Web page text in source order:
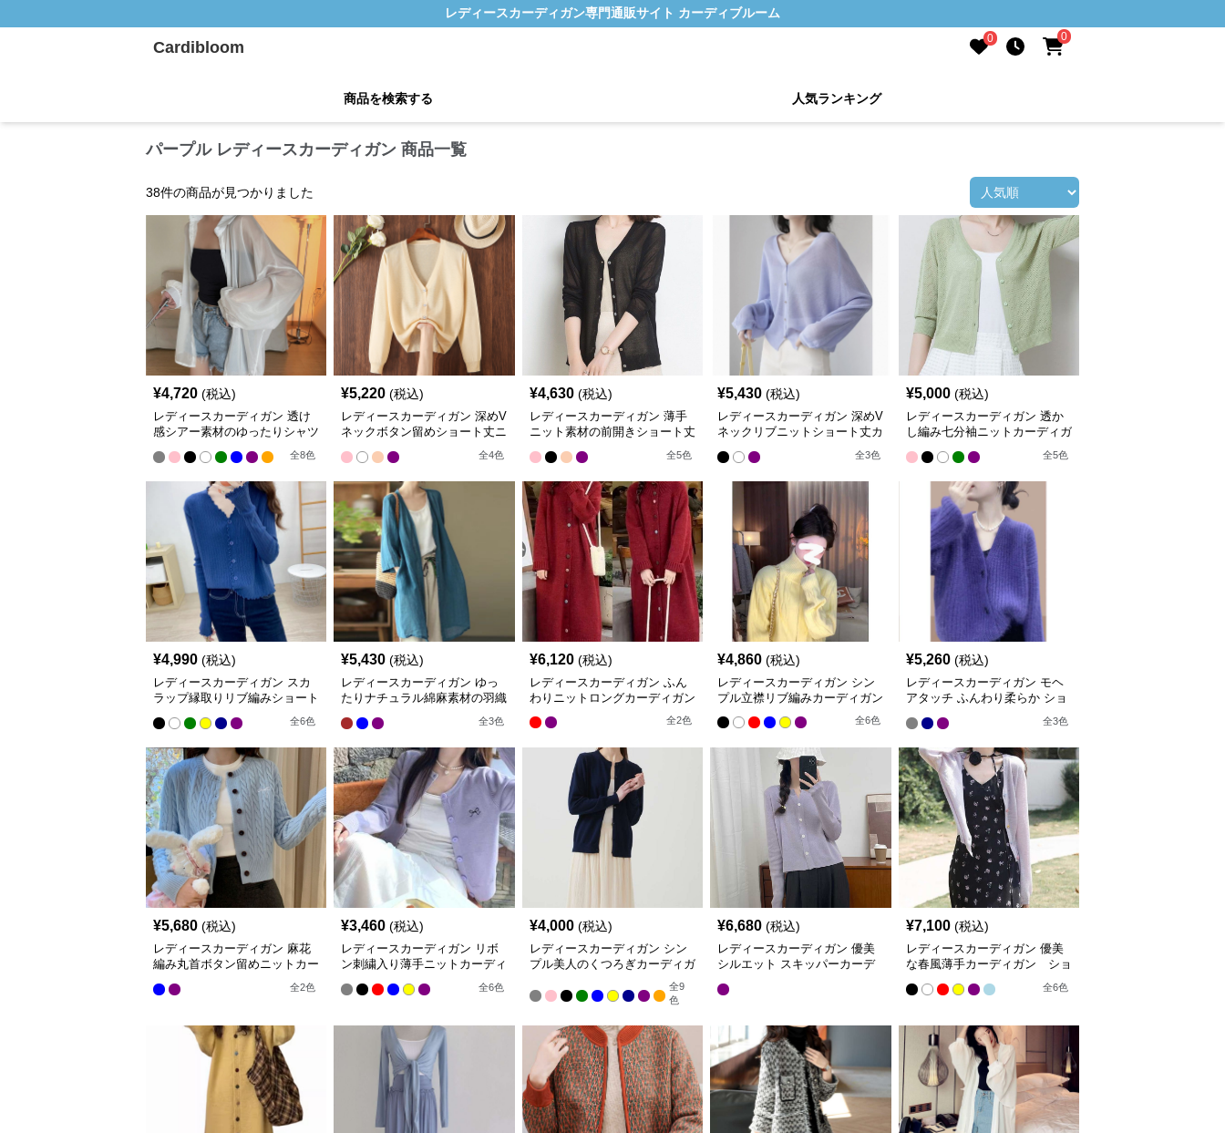
レディースカーディガン専門通販サイト カーディブルーム
Cardibloom 0 0
商品を検索する 人気ランキング
パープル レディースカーディガン 商品一覧
38件の商品が見つかりました
¥4,720 (税込)
レディースカーディガン 透け
感シアー素材のゆったりシャツ
全8色
¥5,220 (税込)
レディースカーディガン 深めV
ネックボタン留めショート丈ニ
全4色
¥4,630 (税込)
レディースカーディガン 薄手
ニット素材の前開きショート丈
全5色
¥5,430 (税込)
レディースカーディガン 深めV
ネックリブニットショート丈カ
全3色
¥5,000 (税込)
レディースカーディガン 透か
し編み七分袖ニットカーディガ
全5色
¥4,990 (税込)
レディースカーディガン スカ
ラップ縁取りリブ編みショート
全6色
¥5,430 (税込)
レディースカーディガン ゆっ
たりナチュラル綿麻素材の羽織
全3色
¥6,120 (税込)
レディースカーディガン ふん
わりニットロングカーディガン
全2色
¥4,860 (税込)
レディースカーディガン シン
プル立襟リブ編みカーディガン
全6色
¥5,260 (税込)
レディースカーディガン モヘ
アタッチ ふんわり柔らか ショ
全3色
¥5,680 (税込)
レディースカーディガン 麻花
編み丸首ボタン留めニットカー
全2色
¥3,460 (税込)
レディースカーディガン リボ
ン刺繍入り薄手ニットカーディ
全6色
¥4,000 (税込)
レディースカーディガン シン
プル美人のくつろぎカーディガ
全9
色
¥6,680 (税込)
レディースカーディガン 優美
シルエット スキッパーカーデ
¥7,100 (税込)
レディースカーディガン 優美
な春風薄手カーディガン ショ
全6色